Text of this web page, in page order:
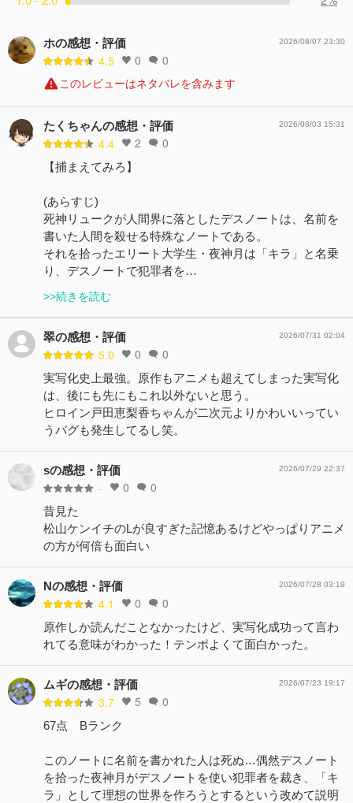
ホの感想・評価
4.5 0 0
2026/08/07 23:30
このレビューはネタバレを含みます
たくちゃんの感想・評価
4.4 2 0
2026/08/03 15:31
【捕まえてみろ】
(あらすじ)
死神リュークが人間界に落としたデスノートは、名前を
書いた人間を殺せる特殊なノートである。
それを拾ったエリート大学生・夜神月は「キラ」と名乗
り、デスノートで犯罪者を…
>>続きを読む
翠の感想・評価
5.0 0 0
2026/07/31 02:04
実写化史上最強。原作もアニメも超えてしまった実写化
は、後にも先にもこれ以外ないと思う。
ヒロイン戸田恵梨香ちゃんが二次元よりかわいいってい
うバグも発生してるし笑。
sの感想・評価
- 0 0
2026/07/29 22:37
昔見た
松山ケンイチのLが良すぎた記憶あるけどやっぱりアニメ
の方が何倍も面白い
Nの感想・評価
4.1 0 0
2026/07/28 03:19
原作しか読んだことなかったけど、実写化成功って言わ
れてる意味がわかった！テンポよくて面白かった。
ムギの感想・評価
3.7 5 0
2026/07/23 19:17
67点 Bランク
このノートに名前を書かれた人は死ぬ…偶然デスノート
を拾った夜神月がデスノートを使い犯罪者を裁き、「キ
ラ」として理想の世界を作ろうとするという改めて説明